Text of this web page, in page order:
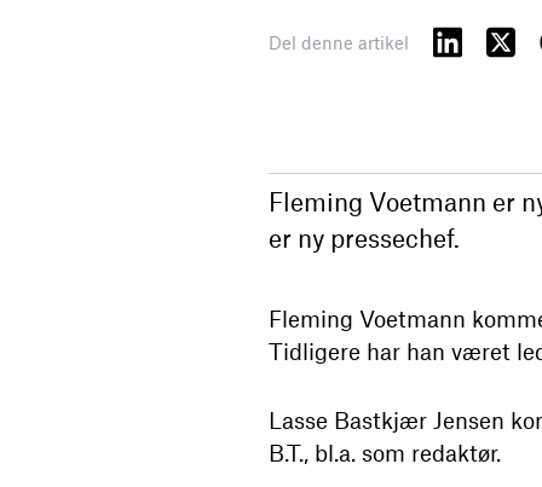
Del denne artikel
Fleming Voetmann er
er ny pressechef.
Fleming Voetmann
Tidligere har han været
Lasse Bastkjær Jensen
B.T., bl.a. som redaktør.